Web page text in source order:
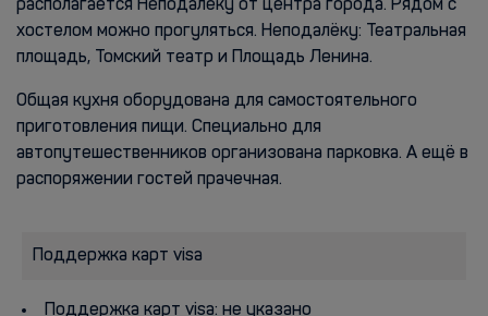
располагается Неподалёку от центра города. Рядом с
хостелом можно прогуляться. Неподалёку: Театральная
площадь, Томский театр и Площадь Ленина.
Общая кухня оборудована для самостоятельного
приготовления пищи. Специально для
автопутешественников организована парковка. А ещё в
распоряжении гостей прачечная.
Поддержка карт visa
Поддержка карт visa: не указано